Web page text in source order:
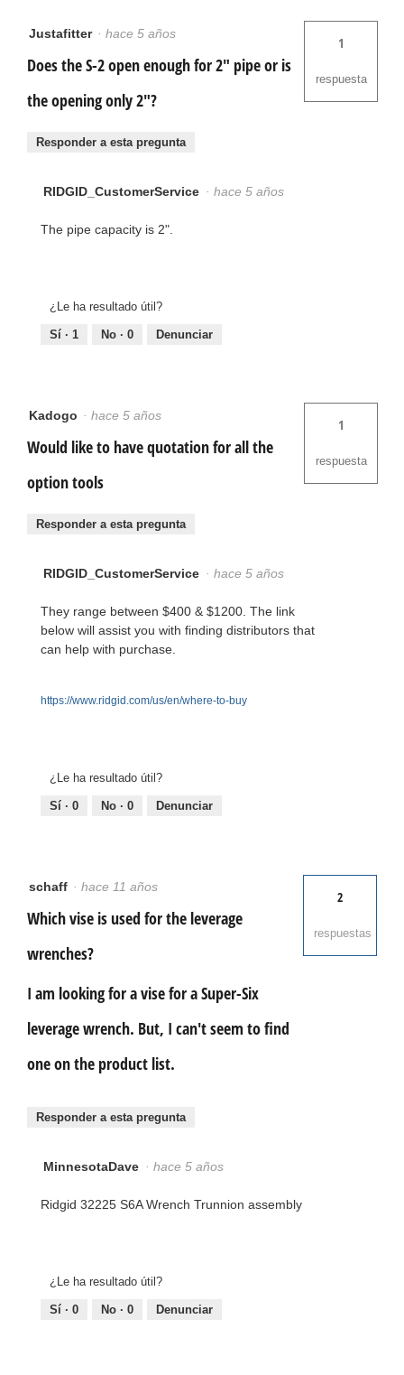
Justafitter · hace 5 años
Does the S-2 open enough for 2" pipe or is
the opening only 2"?
1
respuesta
Responder a esta pregunta
RIDGID_CustomerService · hace 5 años
The pipe capacity is 2".
¿Le ha resultado útil?
Sí · 1 No · 0 Denunciar
Kadogo · hace 5 años
Would like to have quotation for all the
option tools
1
respuesta
Responder a esta pregunta
RIDGID_CustomerService · hace 5 años
They range between $400 & $1200. The link
below will assist you with finding distributors that
can help with purchase.
https://www.ridgid.com/us/en/where-to-buy
¿Le ha resultado útil?
Sí · 0 No · 0 Denunciar
schaff · hace 11 años
Which vise is used for the leverage
wrenches?
I am looking for a vise for a Super-Six
leverage wrench. But, I can't seem to find
one on the product list.
2
respuestas
Responder a esta pregunta
MinnesotaDave · hace 5 años
Ridgid 32225 S6A Wrench Trunnion assembly
¿Le ha resultado útil?
Sí · 0 No · 0 Denunciar